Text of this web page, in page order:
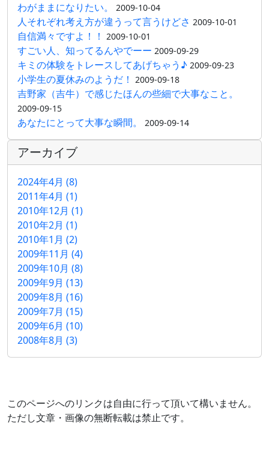
わがままになりたい。 2009-10-04
人それぞれ考え方が違うって言うけどさ 2009-10-01
自信満々ですよ！！ 2009-10-01
すごい人、知ってるんやでーー 2009-09-29
キミの体験をトレースしてあげちゃう♪ 2009-09-23
小学生の夏休みのようだ！ 2009-09-18
吉野家（吉牛）で感じたほんの些細で大事なこと。
2009-09-15
あなたにとって大事な瞬間。 2009-09-14
アーカイブ
2024年4月 (8)
2011年4月 (1)
2010年12月 (1)
2010年2月 (1)
2010年1月 (2)
2009年11月 (4)
2009年10月 (8)
2009年9月 (13)
2009年8月 (16)
2009年7月 (15)
2009年6月 (10)
2008年8月 (3)
このページへのリンクは自由に行って頂いて構いません。
ただし文章・画像の無断転載は禁止です。